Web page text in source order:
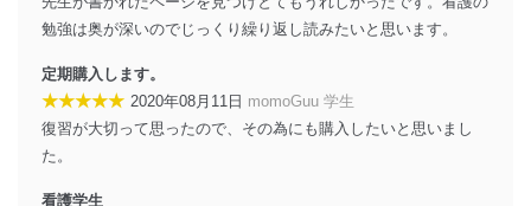
貴殿の個人情報及び当社の個人情報保護マネジメントシ
絡ください。
適切、かつ迅速に対応させていただきます。
勉強は奥が深いのでじっくり繰り返し読みたいと思います。
定期購入します。
★★★★★ 2020年08月11日 momoGuu 学生
復習が大切って思ったので、その為にも購入したいと思いまし
た。
看護学生